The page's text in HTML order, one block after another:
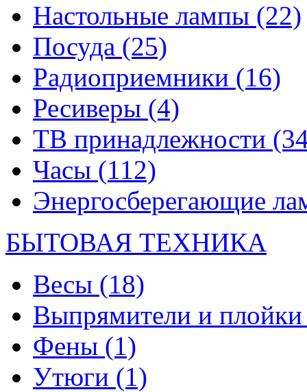
Настольные лампы (22)
Посуда (25)
Радиоприемники (16)
Ресиверы (4)
ТВ принадлежности
Часы (112)
Энергосберегающие
БЫТОВАЯ ТЕХНИКА
Весы (18)
Выпрямители и
Фены (1)
Утюги (1)